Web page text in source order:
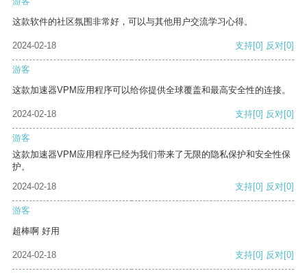
这款软件的社区氛围非常好，可以与其他用户交流学习心得。
2024-02-18 支持[0] 反对[0]
游客
这款加速器VPM应用程序可以给你提供全球覆盖和最高安全性的连接。
2024-02-18 支持[0] 反对[0]
游客
这款加速器VPM应用程序已经为我们带来了无限的隐私保护和安全性保
护。
2024-02-18
支持[0] 反对[0]
游客
超棒啊 好用
2024-02-18 支持[0] 反对[0]